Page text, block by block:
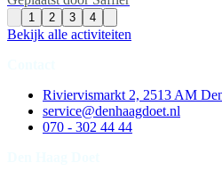
1 2 3 4
Bekijk alle activiteiten
Riviervismarkt 2, 2513 AM
service@denhaagdoet.nl
070 - 302 44 44